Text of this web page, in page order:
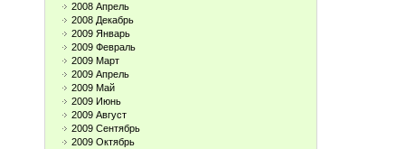
2008 Апрель
2008 Декабрь
2009 Январь
2009 Февраль
2009 Март
2009 Апрель
2009 Май
2009 Июнь
2009 Август
2009 Сентябрь
2009 Октябрь